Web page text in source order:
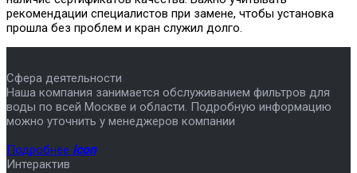
рекомендации специалистов при замене, чтобы установка
прошла без проблем и кран служил долго.
Сфера деятельности
Наша компания занимается обслуживанием фильтров для
воды по всей Москве и области. Подробную информацию
можно уточнить у менеджеров компании
Подробнее icon
Интерактив